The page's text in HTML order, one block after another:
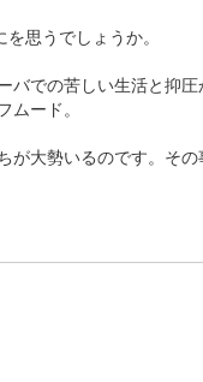
を思うでしょうか。
での苦しい生活と抑
ード。
大勢いるのです。そ